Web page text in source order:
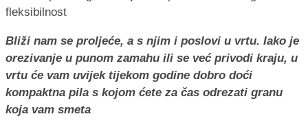
Bliži nam se proljeće, a s njim i poslovi u vrtu. Iako je
orezivanje u punom zamahu ili se već privodi kraju, u
vrtu će vam uvijek tijekom godine dobro doći
kompaktna pila s kojom ćete za čas odrezati granu
koja vam smeta